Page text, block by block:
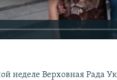
неделе Верховная Рада